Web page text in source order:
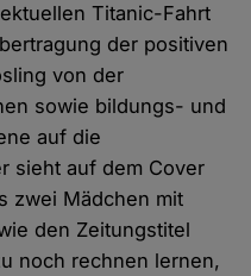
Titanic-Fahrt
der positiven
von der
sowie bildungs- und
auf die
sieht auf dem Cover
zwei Mädchen mit
den Zeitungstitel
noch rechnen lernen,